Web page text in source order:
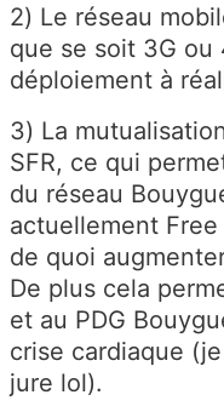
2) Le réseau
que se soit 3G ou
déploiement à
3) La
SFR, ce qui
du réseau
actuellement
de quoi
De plus cela
et au PDG
crise cardiaque
jure lol).